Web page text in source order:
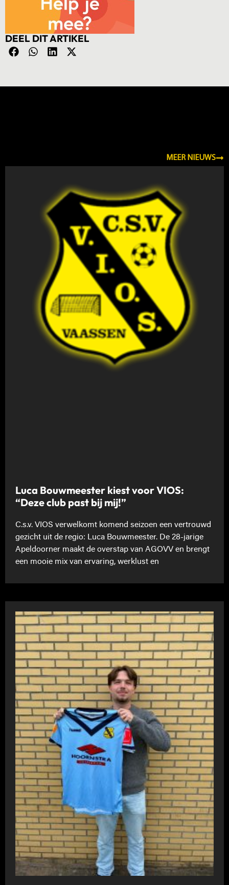
DEEL DIT ARTIKEL
MEER NIEUWS
Luca Bouwmeester kiest voor VIOS:
“Deze club past bij mij!”
C.s.v. VIOS verwelkomt komend seizoen een vertrouwd
gezicht uit de regio: Luca Bouwmeester. De 28-jarige
Apeldoorner maakt de overstap van AGOVV en brengt
een mooie mix van ervaring, werklust en